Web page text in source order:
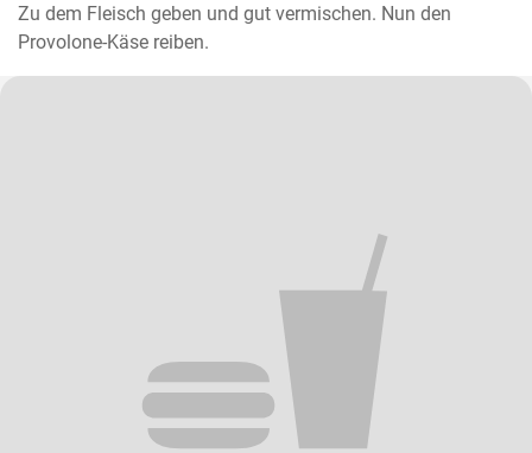
Zu dem Fleisch geben und gut vermischen. Nun den
Provolone-Käse reiben.